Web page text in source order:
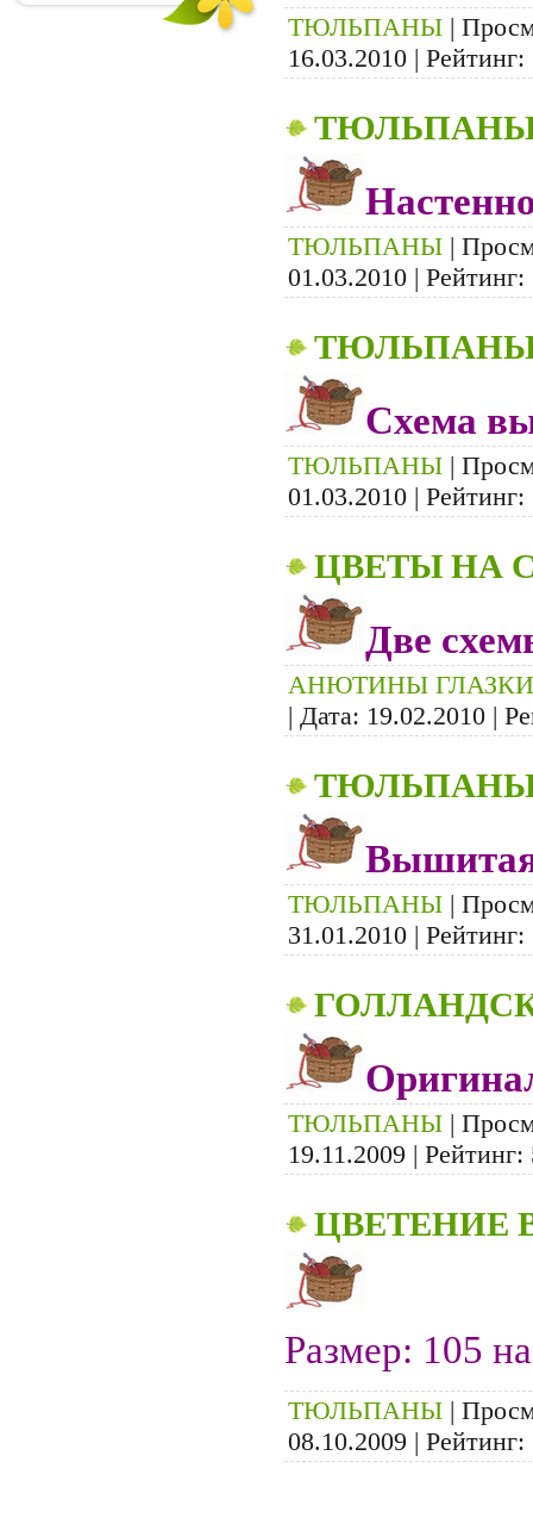
ТЮЛЬПАНЫ |
16.03.2010 | Рейтинг:
ТЮЛЬПАНЫ |
01.03.2010 | Рейтинг:
Схема
ТЮЛЬПАНЫ |
01.03.2010 | Рейтинг:
ЦВЕТЫ НА
Две
АНЮТИНЫ ГЛАЗКИ
| Дата: 19.02.2010 |
Вышитая
ТЮЛЬПАНЫ |
31.01.2010 | Рейтинг:
ТЮЛЬПАНЫ |
19.11.2009 | Рейтинг:
ЦВЕТЕНИЕ
Размер: 105
ТЮЛЬПАНЫ |
08.10.2009 | Рейтинг: